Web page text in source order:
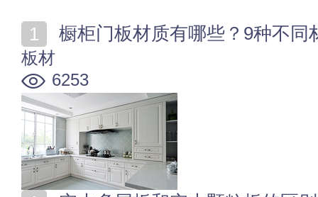
橱柜门板材质有哪些？9种不同
板材
6253